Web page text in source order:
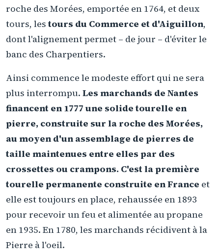
roche des Morées, emportée en 1764, et deux
tours, lestours du Commerce et d'Aiguillon,
dont l'alignement permet – de jour – d'éviter le
banc des Charpentiers.
Ainsi commence le modeste effort qui ne sera
plus interrompu. Les marchands de Nantes
financent en 1777 une solide tourelle en
pierre, construite sur la roche des Morées,
au moyen d'un assemblage de pierres de
taille maintenues entre elles par des
crossettes ou crampons. C'est la première
tourelle permanente construite en France et
elle est toujours en place, rehaussée en 1893
pour recevoir un feu et alimentée au propane
en 1935. En 1780, les marchands récidivent à la
Pierre à l'oeil.